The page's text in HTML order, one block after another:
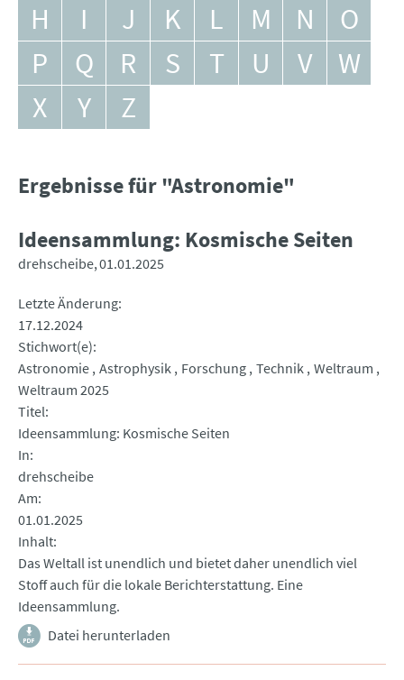
H
I J K L M N
O
P
Q R S T U V
W
X
Y Z
Ergebnisse für "Astronomie"
Ideensammlung: Kosmische Seiten
drehscheibe 01.01.2025
Letzte Änderung
17.12.2024
Stichwort(e)
Astronomie Astrophysik Forschung Technik Weltraum
Weltraum 2025
Titel
Ideensammlung: Kosmische Seiten
In
drehscheibe
Am
01.01.2025
Inhalt
Das Weltall ist unendlich und bietet daher unendlich viel
Stoff auch für die lokale Berichterstattung. Eine
Ideensammlung.
Datei herunterladen